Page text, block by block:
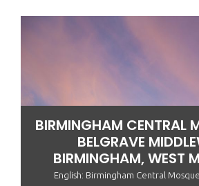
BIRMINGHAM CENTRAL
BELGRAVE
BIRMINGHAM, WEST
English: Birmingham Central